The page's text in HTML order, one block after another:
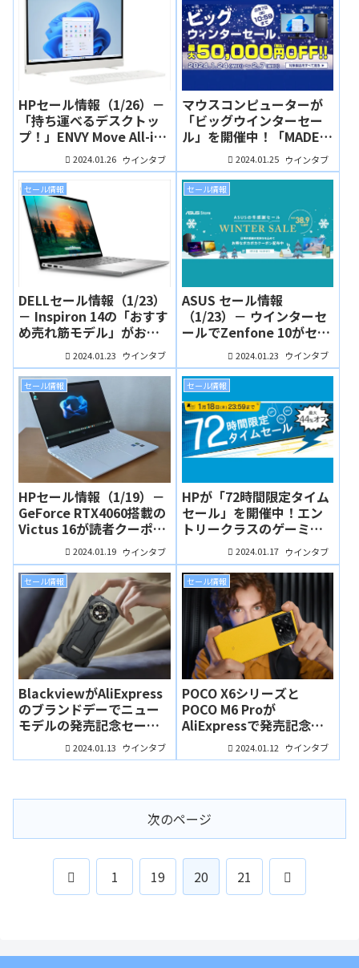
HPセール情報（1/26）－
「持ち運べるデスクトッ
プ！」ENVY Move All-in-
One 24が読者クーポンで
お買い得に！2024.01.26 ウインタブ
マウスコンピューターが
「ビッグウインターセー
ル」を開催中！「MADE
IN JAPAN」のBTOパソコ
ンがお買い得！
2024.01.25 ウインタブ
セール情報
DELLセール情報（1/23）
－ Inspiron 14の「おすす
め売れ筋モデル」がお買
い得！ゲーミングノート
のDELL G15は11万円台か
ら！
2024.01.23 ウインタブ
セール情報
ASUS セール情報
（1/23）－ ウインターセ
ールでZenfone 10がセー
ル価格に！有機ELディス
プレイ搭載のスタンダー
ドノートが7万円台！
2024.01.23 ウインタブ
セール情報
HPセール情報（1/19）－
GeForce RTX4060搭載の
Victus 16が読者クーポン
利用で14万円切り！
2024.01.19 ウインタブ
セール情報
HPが「72時間限定タイム
セール」を開催中！エン
トリークラスのゲーミン
グノートが10万円を切る
価格で購入できます
2024.01.17 ウインタブ
セール情報
BlackviewがAliExpress
のブランドデーでニュー
モデルの発売記念セール
を開催！スマホは3機種が
セール対象です
2024.01.13 ウインタブ
セール情報
POCO X6シリーズと
POCO M6 Proが
AliExpressで発売記念セ
ール中！Xiaomi
HyperOS搭載で
2024.01.12 ウインタブ
次のページ
前
1 19 20 21
次